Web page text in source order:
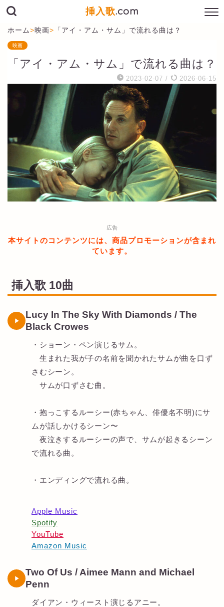
挿入歌.com
ホーム>映画> 「アイ・アム・サム」で流れる曲は？
映画
「アイ・アム・サム」で流れる曲は？
2023-02-07 / 2026-06-15
広告
本サイトのコンテンツには、商品プロモーションが含まれ
ています。
挿入歌 10曲
Lucy In The Sky With Diamonds / The
Black Crowes
・ショーン・ペン演じるサム。
生まれた我が子の名前を聞かれたサムが曲を口ず
さむシーン。
サムが口ずさむ曲。
・抱っこするルーシー(赤ちゃん、俳優名不明)にサ
ムが話しかけるシーン〜
夜泣きするルーシーの声で、サムが起きるシーン
で流れる曲。
・エンディングで流れる曲。
Apple Music
Spotify
YouTube
Amazon Music
Two Of Us / Aimee Mann and Michael
Penn
ダイアン・ウィースト演じるアニー。